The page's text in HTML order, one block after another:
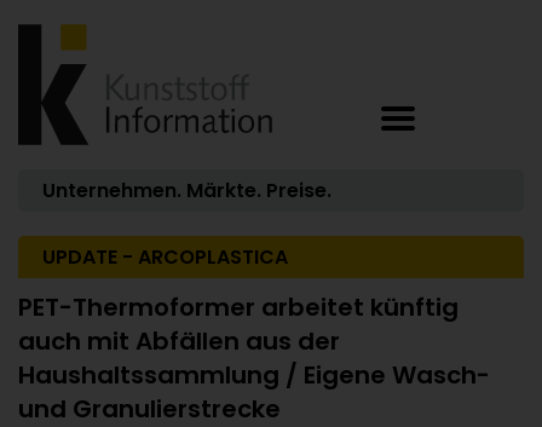
Unternehmen. Märkte. Preise.
UPDATE - ARCOPLASTICA
PET-Thermoformer arbeitet künftig
auch mit Abfällen aus der
Haushaltssammlung / Eigene Wasch-
und Granulierstrecke